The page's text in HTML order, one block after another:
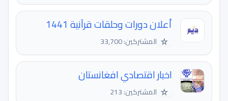
أعلان دورات وحلقات قرآنية 1441
☆ المشتركين: 33,700
اخبار اقتصادي افغانستان
☆ المشتركين: 213